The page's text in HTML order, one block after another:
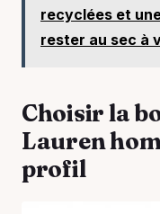
recyclées et
rester au sec à
Choisir la
Lauren
profil